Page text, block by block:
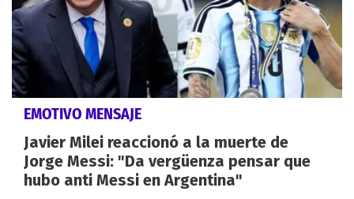
EMOTIVO MENSAJE
Javier Milei reaccionó a la muerte de
Jorge Messi: "Da vergüenza pensar que
hubo anti Messi en Argentina"